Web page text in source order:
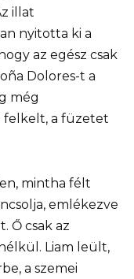
illat
nyitotta ki a
az egész csak
Dolores-t a
még
felkelt, a füzetet
mintha félt
emlékezve
Ő csak az
Liam leült,
a szemei